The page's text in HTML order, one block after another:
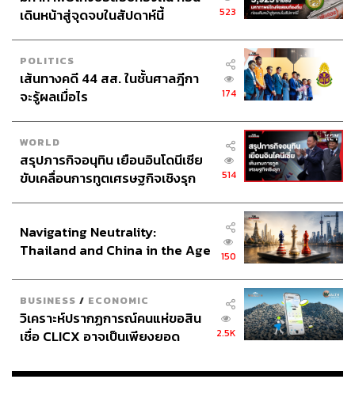
นั้นชะตากรรมอย่างที่ลิเบียหรืออิรักเผชิญจะไม่เกิดขึ้นกับ
เกาหลีเหนืออย่างแน่นอน
ส่วนนักวิเคราะห์บางส่วนมองว่า เกาหลีเหนือพัฒนา
ขีปนาวุธ รวมถึงอาวุธนิวเคลียร์ในการต่อรองกับนานาชาติ
เพื่อแลกกับความช่วยเหลือทางด้านการเงิน การวิเคราะห์ใน
มุมนี้อาจมีน้ำหนักอยู่บ้าง เพราะเมื่อปี 1994 การเจรจา
ระหว่างเกาหลีเหนือกับสหรัฐฯ สิ้นสุดด้วยการลงนามในกรอบ
ข้อตกลง โดยเกาหลีเหนือตกลงระงับโครงการผลิตพลูโต
เนียมเพื่อแลกกับความช่วยเหลือด้านน้ำมัน ความร่วมมือด้าน
เศรษฐกิจ และการก่อสร้างโรงงานผลิตกระแสไฟฟ้าด้วย
เครื่องปฏิกรณ์น้ำเดือด
อย่างไรก็ตาม ความร่วมมือของทั้งสองประเทศก็สิ้นสุดลง
หลังเกาหลีเหนือไม่ยอมทำตามข้อเรียกร้องของทบวงการ
พลังงานปรมาณูระหว่างประเทศ​ (IAEA) ในการเปิดเผย
ปริมาณพลูโตเนียมในครอบครอง และเริ่มต้นการทดสอบการ
ปล่อยดาวเทียมขึ้นสู่วงโคจร ซึ่งหลายประเทศเชื่อว่าแอบแฝง
การทดสอบขีปนาวุธข้ามทวีป
ความสัมพันธ์ระหว่างเกาหลีเหนือกับสหรัฐฯ ตกต่ำลงหลัง
ลินตัน และได้ติดป้ายให้เกาหลีเหนือเป็นหนึ่งใน ‘อักษะแห่ง
เดินหน้าสู่จุดจบในสัปดาห์นี้
523
POLITICS
เส้นทางคดี 44 สส. ในชั้นศาลฎีกา
จะรู้ผลเมื่อไร
174
WORLD
สรุปภารกิจอนุทิน เยือนอินโดนีเซีย
ขับเคลื่อนการทูตเศรษฐกิจเชิงรุก
514
Navigating Neutrality:
Thailand and China in the Age
150
BUSINESS / ECONOMIC
วิเคราะห์ปรากฏการณ์คนแห่ขอสิน
เชื่อ CLICX อาจเป็นเพียงยอด
เรือนไทยที่ถูกซุกไว้
2.5K